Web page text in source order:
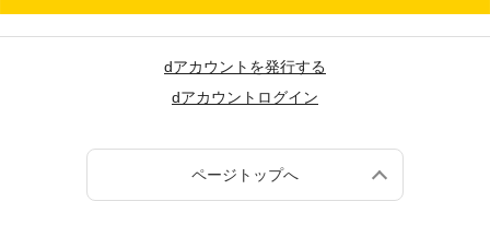
dアカウントを発行する
dアカウントログイン
ページトップへ